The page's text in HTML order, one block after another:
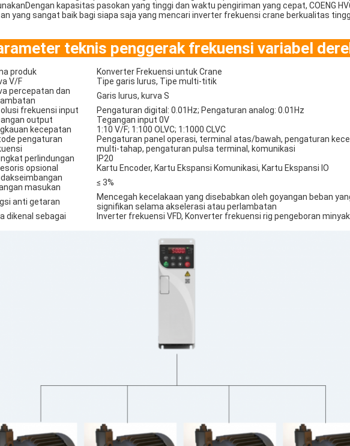
kapasitas pasokan yang tinggi dan waktu pengiriman yang cepat, COENG
yang sangat baik bagi siapa saja yang mencari inverter frekuensi crane berkualitas
teknis penggerak frekuensi variabel
produk
Konverter Frekuensi untuk Crane
V/F
Tipe garis lurus, Tipe multi-titik
percepatan dan
Garis lurus, kurva S
frekuensi input
Pengaturan digital: 0.01Hz; Pengaturan analog: 0.01Hz
output
Tegangan input 0V
kecepatan
1:10 V/F; 1:100 OLVC; 1:1000 CLVC
pengaturan
Pengaturan panel operasi, terminal atas/bawah, pengaturan
multi-tahap, pengaturan pulsa terminal, komunikasi
perlindungan
IP20
opsional
Kartu Encoder, Kartu Ekspansi Komunikasi, Kartu Ekspansi IO
masukan
≤ 3%
anti getaran
Mencegah kecelakaan yang disebabkan oleh goyangan beban
signifikan selama akselerasi atau perlambatan
dikenal sebagai
Inverter frekuensi VFD, Konverter frekuensi rig pengeboran minyak